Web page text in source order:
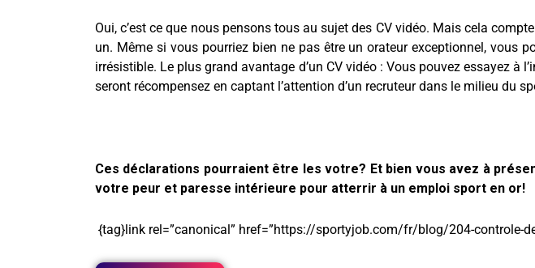
Oui, c’est ce que nous pensons tous au sujet des CV vidéo. Mais cela
un. Même si vous pourriez bien ne pas être un orateur exceptionnel, vous
irrésistible. Le plus grand avantage d’un CV vidéo : Vous pouvez essayez à
seront récompensez en captant l’attention d’un recruteur dans le milieu du
Ces déclarations pourraient être les votre? Et bien vous avez à
votre peur et paresse intérieure pour atterrir à un emploi sport en or!
{tag}link rel=”canonical” href=”https://sportyjob.com/fr/blog/204-controle-